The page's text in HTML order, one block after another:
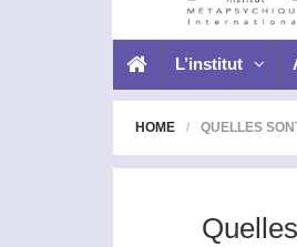
L’institut
HOME QUELLES